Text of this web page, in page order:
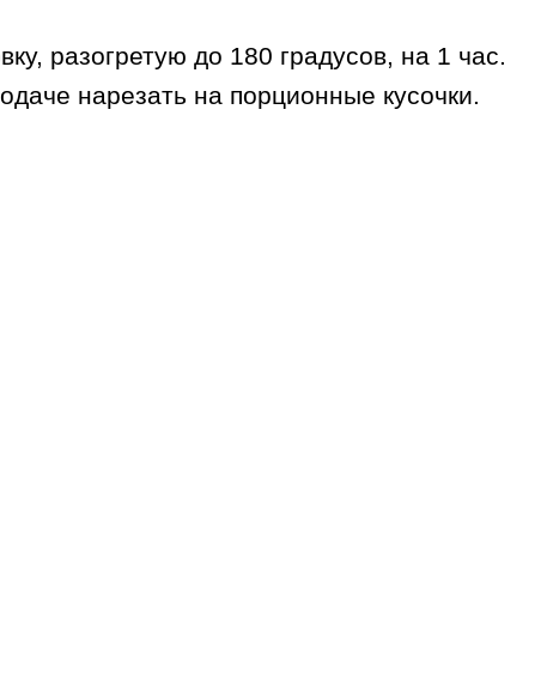
разогретую до 180 градусов, на 1 час.
нарезать на порционные кусочки.